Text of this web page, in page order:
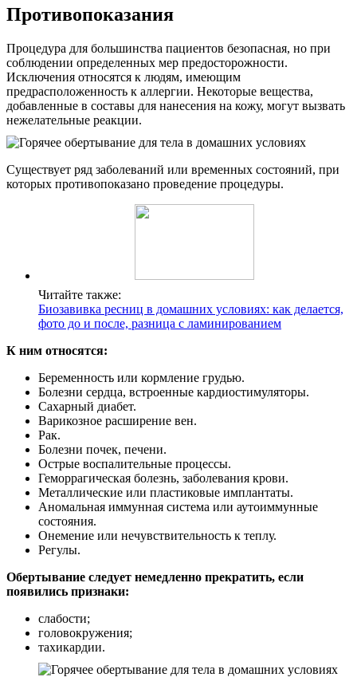
Противопоказания
Процедура для большинства пациентов безопасная, но при
соблюдении определенных мер предосторожности.
Исключения относятся к людям, имеющим
предрасположенность к аллергии. Некоторые вещества,
добавленные в составы для нанесения на кожу, могут вызвать
нежелательные реакции.
Существует ряд заболеваний или временных состояний, при
которых противопоказано проведение процедуры.
Читайте также:
Биозавивка ресниц в домашних условиях: как делается,
фото до и после, разница с ламинированием
К ним относятся:
Беременность или кормление грудью.
Болезни сердца, встроенные кардиостимуляторы.
Сахарный диабет.
Варикозное расширение вен.
Рак.
Болезни почек, печени.
Острые воспалительные процессы.
Геморрагическая болезнь, заболевания крови.
Металлические или пластиковые имплантаты.
Аномальная иммунная система или аутоиммунные
состояния.
Онемение или нечувствительность к теплу.
Регулы.
Обертывание следует немедленно прекратить, если
появились признаки:
слабости;
головокружения;
тахикардии.